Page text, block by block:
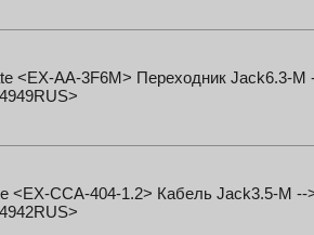
<EX-AA-3F6M> Переходник Jack6.3-M
<EX-CCA-404-1.2> Кабель Jack3.5-M